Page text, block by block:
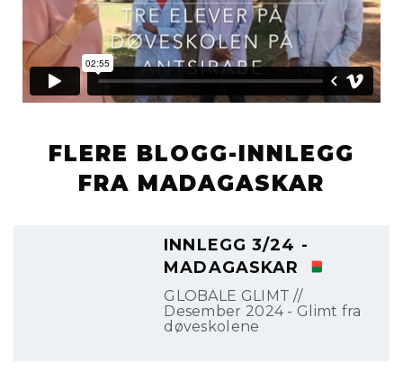
FLERE BLOGG-INNLEGG
FRA MADAGASKAR
INNLEGG 3/24 -
MADAGASKAR
GLOBALE GLIMT //
Desember 2024 - Glimt fra
døveskolene